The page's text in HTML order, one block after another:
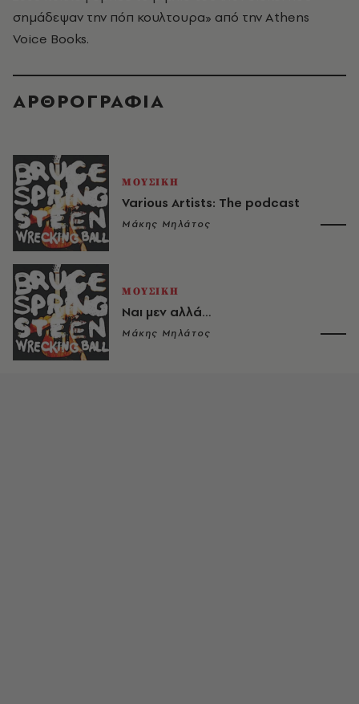
σημάδεψαν την πόπ κουλτουρα» από την Athens
Voice Books.
ΑΡΘΡΟΓΡΑΦΙΑ
ΜΟΥΣΙΚΗ
Various Artists: The podcast
Μάκης Μηλάτος
ΜΟΥΣΙΚΗ
Ναι μεν αλλά…
Μάκης Μηλάτος